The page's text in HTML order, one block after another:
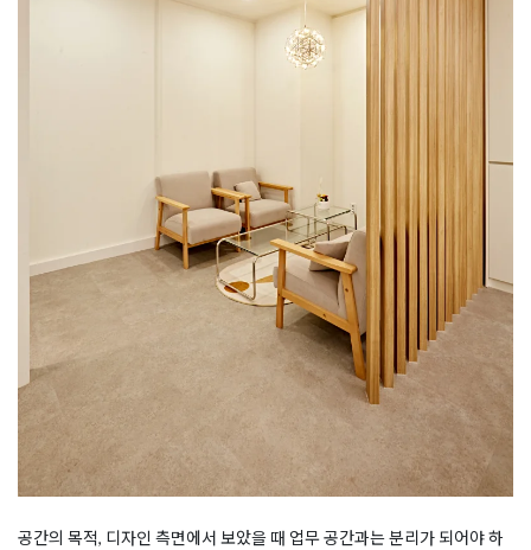
공간의 목적, 디자인 측면에서 보았을 때 업무 공간과는 분리가 되어야 하